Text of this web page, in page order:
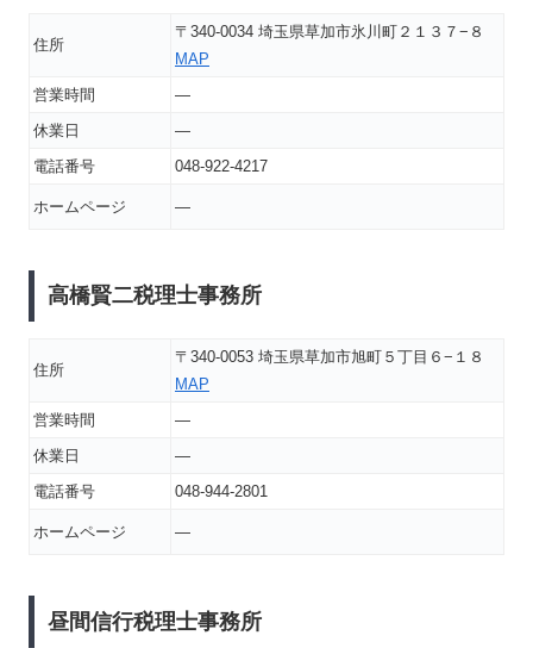
住所
〒340-0034 埼玉県草加市氷川町２１３７−８
MAP
営業時間
―
休業日
―
電話番号
048-922-4217
ホームページ ―
高橋賢二税理士事務所
住所
〒340-0053 埼玉県草加市旭町５丁目６−１８
MAP
営業時間
―
休業日
―
電話番号
048-944-2801
ホームページ ―
昼間信行税理士事務所